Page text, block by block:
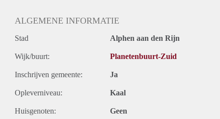
ALGEMENE INFORMATIE
Stad Alphen aan den Rijn
Wijk/buurt: Planetenbuurt-Zuid
Inschrijven gemeente: Ja
Opleverniveau: Kaal
Huisgenoten: Geen